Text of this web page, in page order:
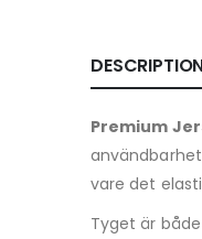
Premium
vare det
Tyget är